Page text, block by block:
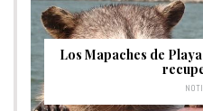
Los Mapaches de